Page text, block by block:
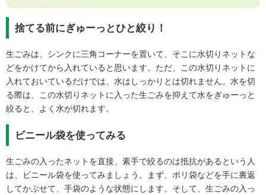
捨てる前にぎゅーっとひと絞り！
生ごみは、シンクに三角コーナーを置いて、そこに水切りネットな
どをかけてから入れていると思います。ただ、この水切りネットに
入れておいているだけでは、水はしっかりとは切れません。水を切
る際は、この水切りネットに入った生ごみを抑えて水をぎゅーっと
絞ると、よく水が切れます。
ビニール袋を使ってみる
生ごみの入ったネットを直接、素手で絞るのは抵抗があるという人
は、ビニール袋を使ってみましょう。まず、ポリ袋などを手に裏返
してかぶせて、手袋のような状態にします。そして、生ごみの入っ